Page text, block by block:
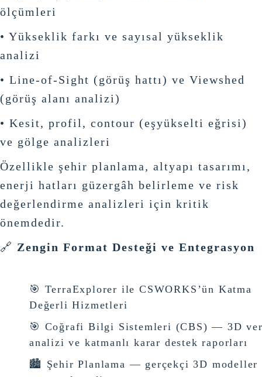
ölçümleri
• Yükseklik farkı ve sayısal yükseklik
analizi
• Line-of-Sight (görüş hattı) ve Viewshed
(görüş alanı analizi)
• Kesit, profil, contour (eşyükselti eğrisi)
ve gölge analizleri
Özellikle şehir planlama, altyapı tasarımı,
enerji hatları güzergâh belirleme ve risk
değerlendirme analizleri için kritik
önemdedir.
🔗 Zengin Format Desteği ve Entegrasyon
🎯 TerraExplorer ile CSWORKS’ün Katma
Değerli Hizmetleri
🎯 Coğrafi Bilgi Sistemleri (CBS) — 3D
analizi ve katmanlı karar destek raporları
🏙 Şehir Planlama — gerçekçi 3D modeller